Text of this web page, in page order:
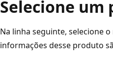
Selecione um
Na linha seguinte, selecione
informações desse produto